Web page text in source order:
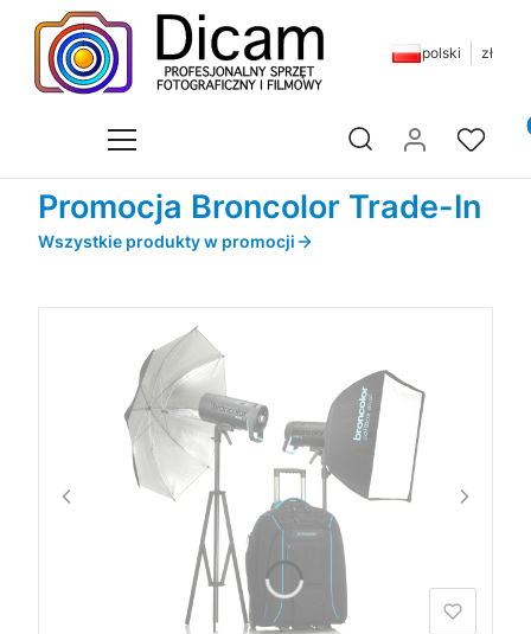
polski zł
Otwórz wyszukiwarkę
Promocja Broncolor Trade-In
Wszystkie produkty w promocji